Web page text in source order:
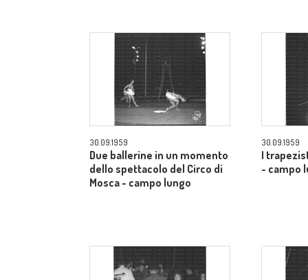
30.09.1959
Due ballerine in un momento
dello spettacolo del Circo di
Mosca - campo lungo
30.09.1959
I
- campo